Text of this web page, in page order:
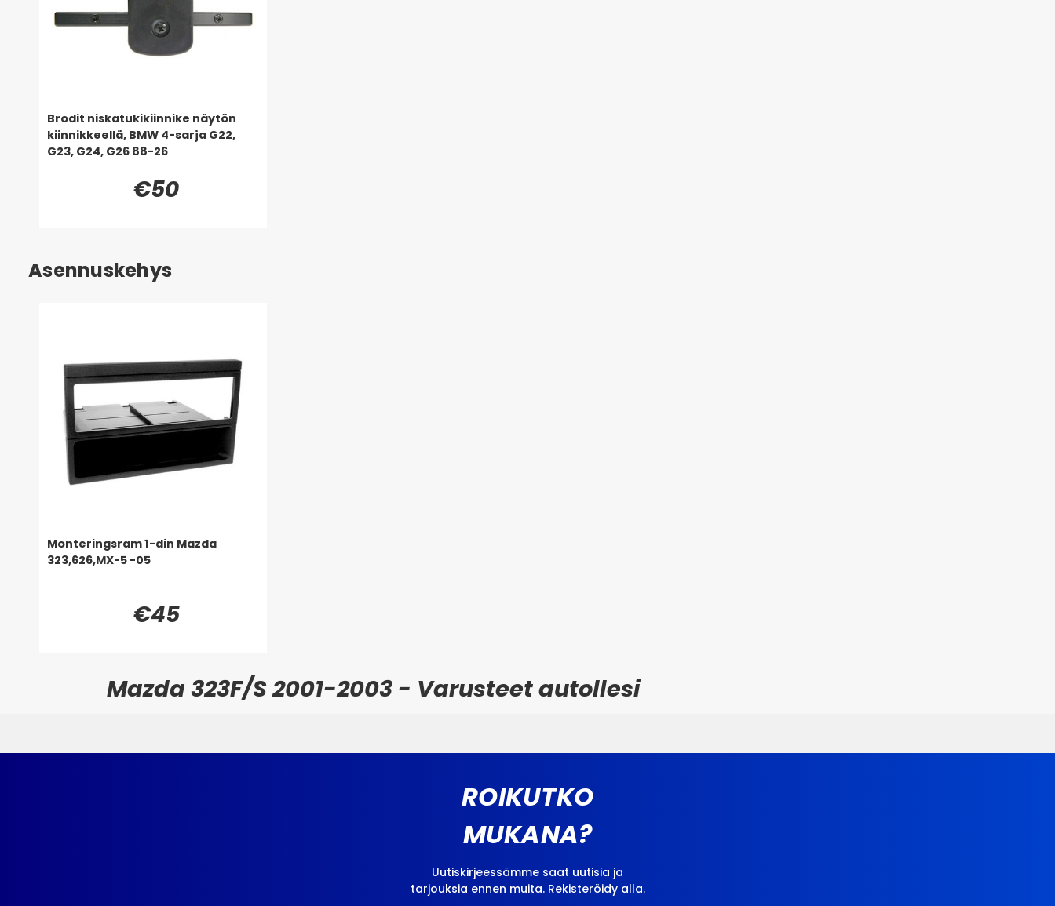
Brodit niskatukikiinnike näytön
kiinnikkeellä, BMW 4-sarja G22,
G23, G24, G26 88-26
€50
Asennuskehys
Monteringsram 1-din Mazda
323,626,MX-5 -05
€45
Mazda 323F/S 2001-2003 - Varusteet autollesi
ROIKUTKO
MUKANA?
Uutiskirjeessämme saat uutisia ja
tarjouksia ennen muita. Rekisteröidy alla.